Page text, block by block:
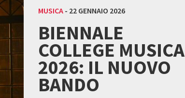
MUSICA- 22 GENNAIO 2026
BIENNALE
COLLEGE MUSICA
2026: IL NUOVO
BANDO